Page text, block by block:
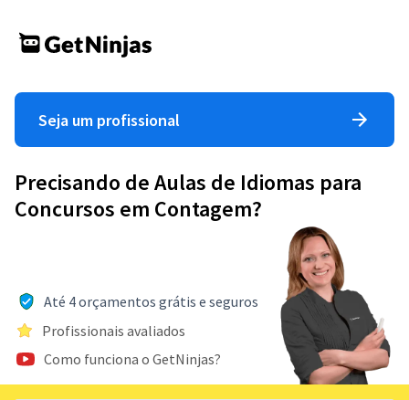
Seja um profissional
Precisando de Aulas de Idiomas para
Concursos em Contagem?
Até 4 orçamentos grátis e seguros
Profissionais avaliados
Como funciona o GetNinjas?